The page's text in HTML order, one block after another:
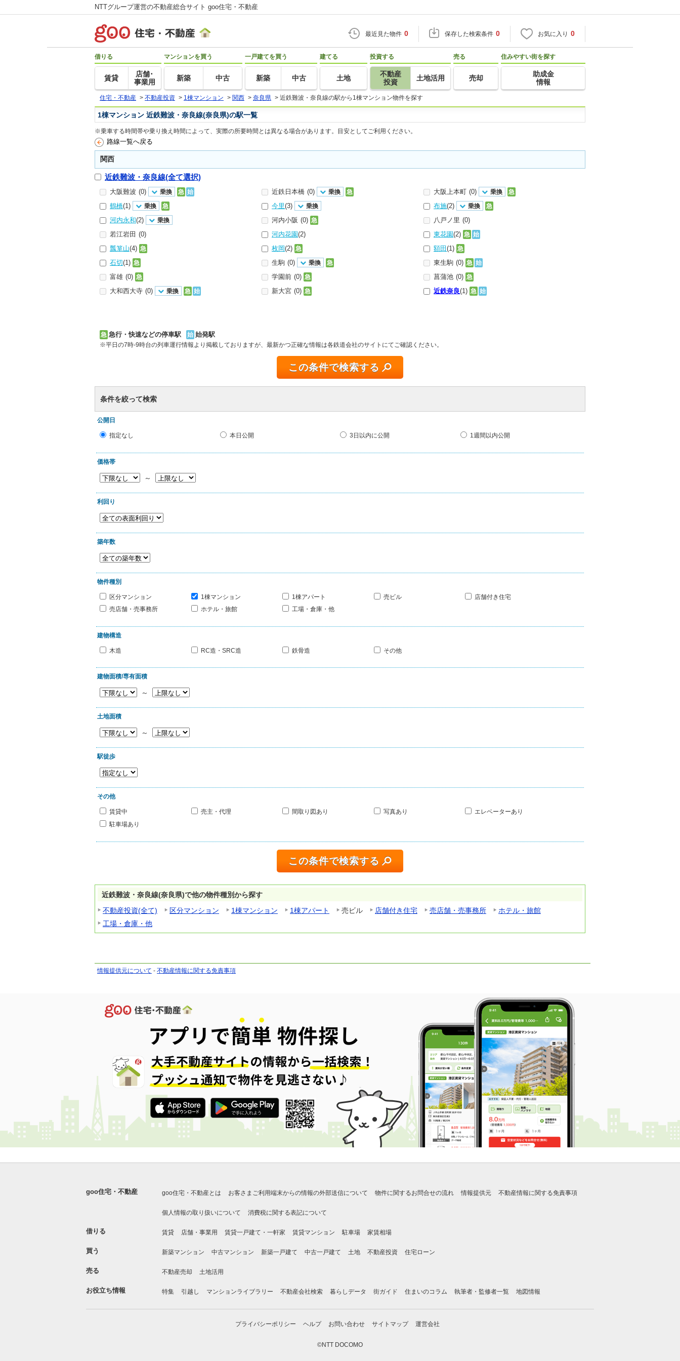
NTTグループ運営の不動産総合サイト goo住宅・不動産
最近見た物件 0 保存した検索条件 0 お気に入り 0
借りる
賃貸
店舗･
事業用
マンションを買う
新築 中古
一戸建てを買う
新築 中古
建てる
土地
投資する
不動産
投資
土地活用
売る
売却
住みやすい街を探す
助成金
情報
住宅・不動産 > 不動産投資 > 1棟マンション > 関西 > 奈良県 > 近鉄難波・奈良線の駅から1棟マンション物件を探す
1棟マンション 近鉄難波・奈良線(奈良県)の駅一覧
※乗車する時間帯や乗り換え時間によって、実際の所要時間とは異なる場合があります。目安としてご利用ください。
路線一覧へ戻る
関西
近鉄難波・奈良線(全て選択)
大阪難波 (0) 乗換 急 始 近鉄日本橋 (0) 乗換 急 大阪上本町 (0) 乗換 急
鶴橋(1) 乗換 急 今里(3) 乗換 布施(2) 乗換 急
河内永和(2) 乗換 河内小阪 (0) 急 八戸ノ里 (0)
若江岩田 (0) 河内花園(2) 東花園(2) 急 始
瓢箪山(4) 急 枚岡(2) 急 額田(1) 急
石切(1) 急 生駒 (0) 乗換 急 東生駒 (0) 急 始
富雄 (0) 急 学園前 (0) 急 菖蒲池 (0) 急
大和西大寺 (0) 乗換 急 始 新大宮 (0) 急 近鉄奈良(1) 急 始
急 急行・快速などの停車駅 始 始発駅
※平日の7時-9時台の列車運行情報より掲載しておりますが、最新かつ正確な情報は各鉄道会社のサイトにてご確認ください。
この条件で検索する
条件を絞って検索
公開日
指定なし 本日公開 3日以内に公開 1週間以内公開
価格帯
～
利回り
築年数
物件種別
区分マンション 1棟マンション 1棟アパート 売ビル
店舗付き住宅
売店舗・売事務所
ホテル・旅館 工場・倉庫・他
建物構造
木造 RC造・SRC造 鉄骨造 その他
建物面積/専有面積
～
土地面積
～
駅徒歩
その他
賃貸中 売主・代理 間取り図あり 写真あり
エレベーターあり
駐車場あり
この条件で検索する
近鉄難波・奈良線(奈良県)で他の物件種別から探す
不動産投資(全て)
区分マンション 1棟マンション 1棟アパート 売ビル 店舗付き住宅 売店舗・売事務所
ホテル・旅館
工場・倉庫・他
情報提供元について - 不動産情報に関する免責事項
goo住宅・不動産 goo住宅・不動産とは お客さまご利用端末からの情報の外部送信について 物件に関するお問合せの流れ 情報提供元 不動産情報に関する免責事項
個人情報の取り扱いについて 消費税に関する表記について
借りる 賃貸 店舗・事業用 賃貸一戸建て・一軒家 賃貸マンション 駐車場 家賃相場
買う 新築マンション 中古マンション 新築一戸建て 中古一戸建て 土地 不動産投資 住宅ローン
売る 不動産売却 土地活用
お役立ち情報 特集 引越し マンションライブラリー 不動産会社検索 暮らしデータ 街ガイド 住まいのコラム 執筆者・監修者一覧 地図情報
プライバシーポリシー ヘルプ お問い合わせ サイトマップ 運営会社
©NTT DOCOMO